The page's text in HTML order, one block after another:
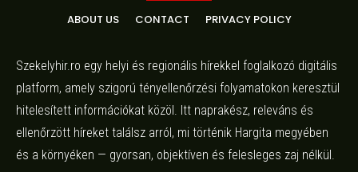
ABOUT US CONTACT PRIVACY POLICY
Szekelyhir.ro egy helyi és regionális hírekkel foglalkozó digitális
platform, amely szigorú tényellenőrzési folyamatokon keresztül
hitelesített információkat közöl. Itt naprakész, releváns és
ellenőrzött híreket találsz arról, mi történik Hargita megyében
és a környéken — gyorsan, objektíven és felesleges zaj nélkül.